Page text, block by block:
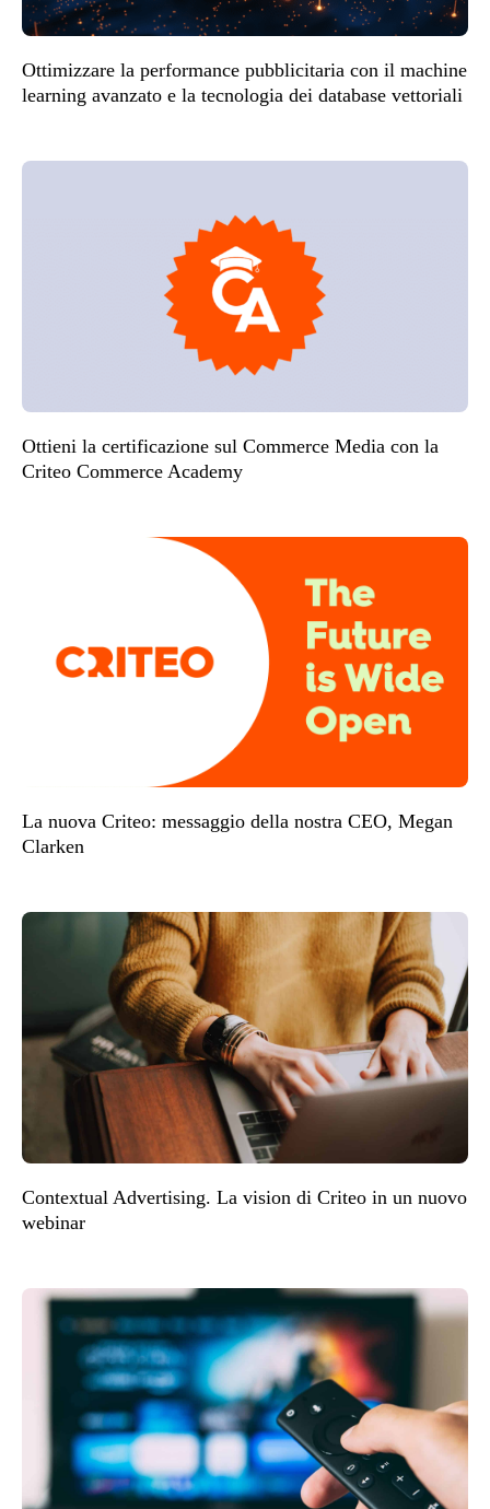
Ottimizzare la performance pubblicitaria con il machine
learning avanzato e la tecnologia dei database vettoriali
Ottieni la certificazione sul Commerce Media con la
Criteo Commerce Academy
La nuova Criteo: messaggio della nostra CEO, Megan
Clarken
Contextual Advertising. La vision di Criteo in un nuovo
webinar